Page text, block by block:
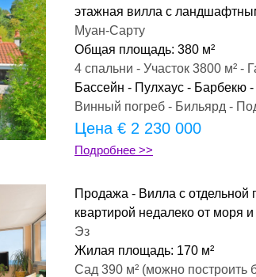
этажная вилла с
Муан-Сарту
Общая площадь: 380 м²
4 спальни - Участок 3800 м² -
Бассейн - Пулхаус - Барбекю
Винный погреб - Бильярд -
Цена € 2 230 000
Подробнее >>
Продажа - Вилла с отдельной
квартирой недалеко от моря
Эз
Жилая площадь: 170 м²
Сад 390 м² (можно построить